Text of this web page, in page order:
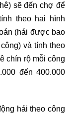
sẽ đến chợ để
theo hai hình
(hái được bao
và tính theo
chín rộ mỗi công
đến 400.000
hái theo công